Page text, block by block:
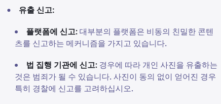
유출 신고:
플랫폼에 신고:대부분의 플랫폼은 비동의 친밀한 콘텐
츠를 신고하는 메커니즘을 가지고 있습니다.
법 집행 기관에 신고: 경우에 따라 개인 사진을 유출하는
것은 범죄가 될 수 있습니다. 사진이 동의 없이 얻어진 경우
특히 경찰에 신고를 고려하십시오.